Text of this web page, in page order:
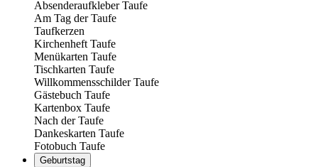
Absenderaufkleber Taufe
Am Tag der Taufe
Taufkerzen
Kirchenheft Taufe
Menükarten Taufe
Tischkarten Taufe
Willkommensschilder Taufe
Gästebuch Taufe
Kartenbox Taufe
Nach der Taufe
Dankeskarten Taufe
Fotobuch Taufe
Geburtstag